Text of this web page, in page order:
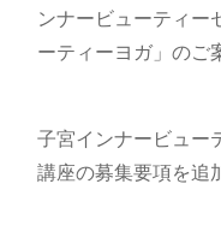
ンナービューティー
ーティーヨガ」のご
子宮インナービュー
講座の募集要項を追